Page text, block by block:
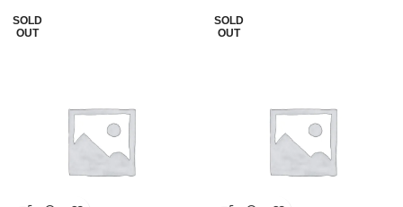
SOLD
OUT
SOLD
OUT